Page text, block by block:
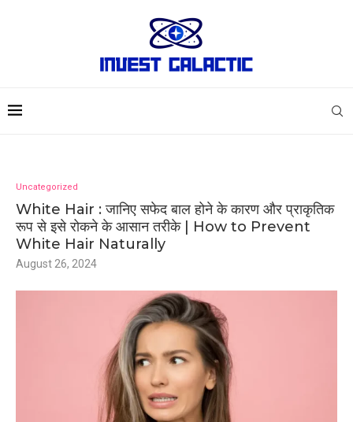
Uncategorized
White Hair : जानिए सफेद बाल होने के कारण और प्राकृतिक
रूप से इसे रोकने के आसान तरीके | How to Prevent
White Hair Naturally
August 26, 2024